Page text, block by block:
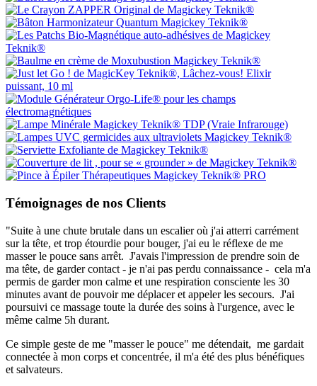
Témoignages de nos Clients
"Suite à une chute brutale dans un escalier où j'ai atterri carrément
sur la tête, et trop étourdie pour bouger, j'ai eu le réflexe de me
masser le pouce sans arrêt. J'avais l'impression de prendre soin de
ma tête, de garder contact - je n'ai pas perdu connaissance - cela m'a
permis de garder mon calme et une respiration consciente les 30
minutes avant de pouvoir me déplacer et appeler les secours. J'ai
poursuivi ce massage toute la durée des soins à l'urgence, avec le
même calme 5h durant.
Ce simple geste de me "masser le pouce" me détendait, me gardait
connectée à mon corps et concentrée, il m'a été des plus bénéfiques
et salvateurs.